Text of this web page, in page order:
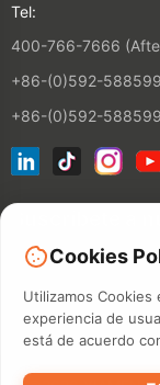
Tel:
400-766-7666
+86-(0)592-
+86-(0)592-
Cookies
Utilizamos
experiencia de
está de acuerdo